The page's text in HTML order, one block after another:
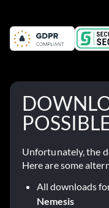
Unfortunately, the
Here are some
All downloads
Nemesis